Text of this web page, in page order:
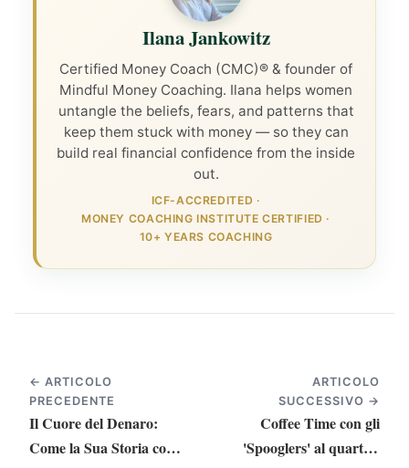
Ilana Jankowitz
Certified Money Coach (CMC)® & founder of
Mindful Money Coaching. Ilana helps women
untangle the beliefs, fears, and patterns that
keep them stuck with money — so they can
build real financial confidence from the inside
out.
ICF-ACCREDITED ·
MONEY COACHING INSTITUTE CERTIFIED ·
10+ YEARS COACHING
← ARTICOLO
PRECEDENTE
Il Cuore del Denaro:
Come la Sua Storia con
ARTICOLO
SUCCESSIVO →
Coffee Time con gli
'Spooglers' al quartier